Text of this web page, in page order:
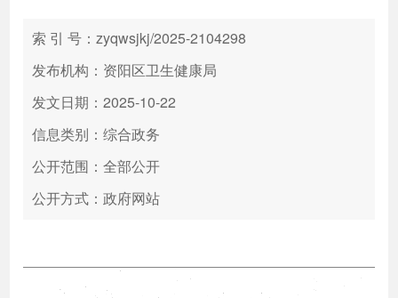
政务服务
高效办成一件事
索 引 号：zyqwsjkj/2025-2104298
发布机构：资阳区卫生健康局
发文日期：2025-10-22
信息类别：综合政务
公开范围：全部公开
公开方式：政府网站